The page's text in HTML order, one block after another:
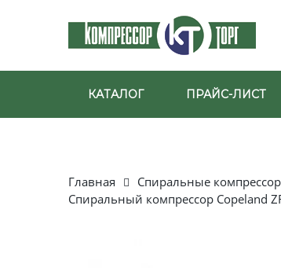
КАТАЛОГ ПРАЙС-ЛИСТ
Главная Спиральные
Спиральный компрессор Copeland